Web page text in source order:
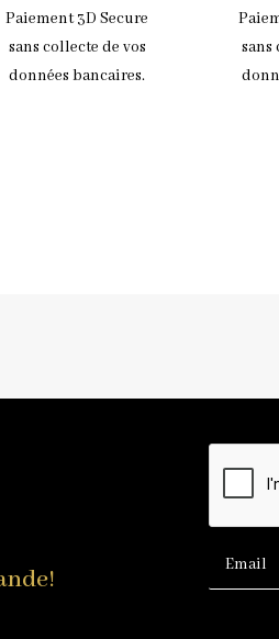
Paiement 3D Secure
sans collecte de vos
données bancaires.
sans